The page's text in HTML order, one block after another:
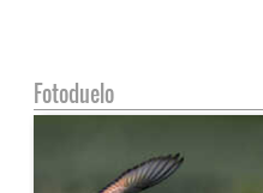
Fotoduelo